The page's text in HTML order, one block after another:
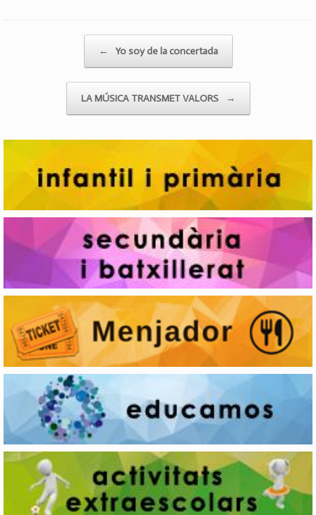
← Yo soy de la concertada
LA MÚSICA TRANSMET VALORS →